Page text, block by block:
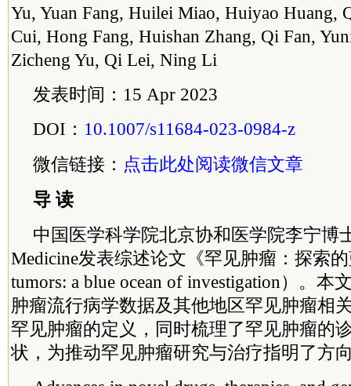
Yu, Yuan Fang, Huilei Miao, Huiyao Huang,
Cui, Hong Fang, Huishan Zhang, Qi Fan,
Zicheng Yu, Qi Lei, Ning Li
发表时间：15 Apr 2023
DOI： 10.1007/s11684-023-0984-z
微信链接： 点击此处阅读微信文章
导 读
中国医学科学院北京协和医学院李宁博
Medicine发表综述论文《罕见肿瘤：探索
tumors: a blue ocean of investigation）。本
肿瘤流行病学数据及其他地区罕见肿瘤相
罕见肿瘤的定义，同时梳理了罕见肿瘤的
状，为推动罕见肿瘤研究与治疗指明了方